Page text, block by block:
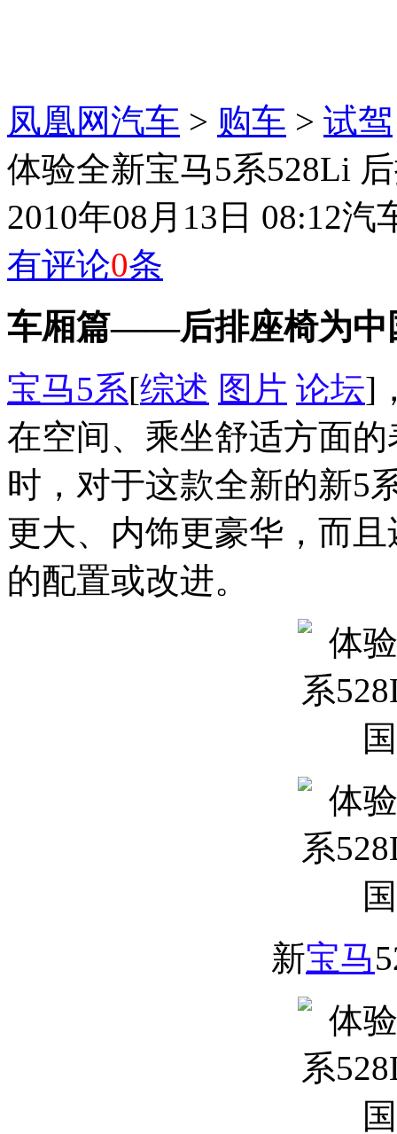
凤凰网汽车 > 购车 > 试驾
体验全新宝马5系528Li
2010年08月13日 08:12汽
有评论0条
车厢篇——后排座椅为中
宝马5系[综述 图片 论坛]
在空间、乘坐舒适方面
时，对于这款全新的新5
更大、内饰更豪华，而
的配置或改进。
新宝马